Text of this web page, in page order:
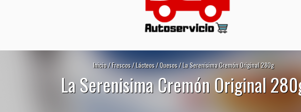
Inicio / Frescos/Lácteos/Quesos/La Serenisima Cremón Original 280g
La Serenisima Cremón Original